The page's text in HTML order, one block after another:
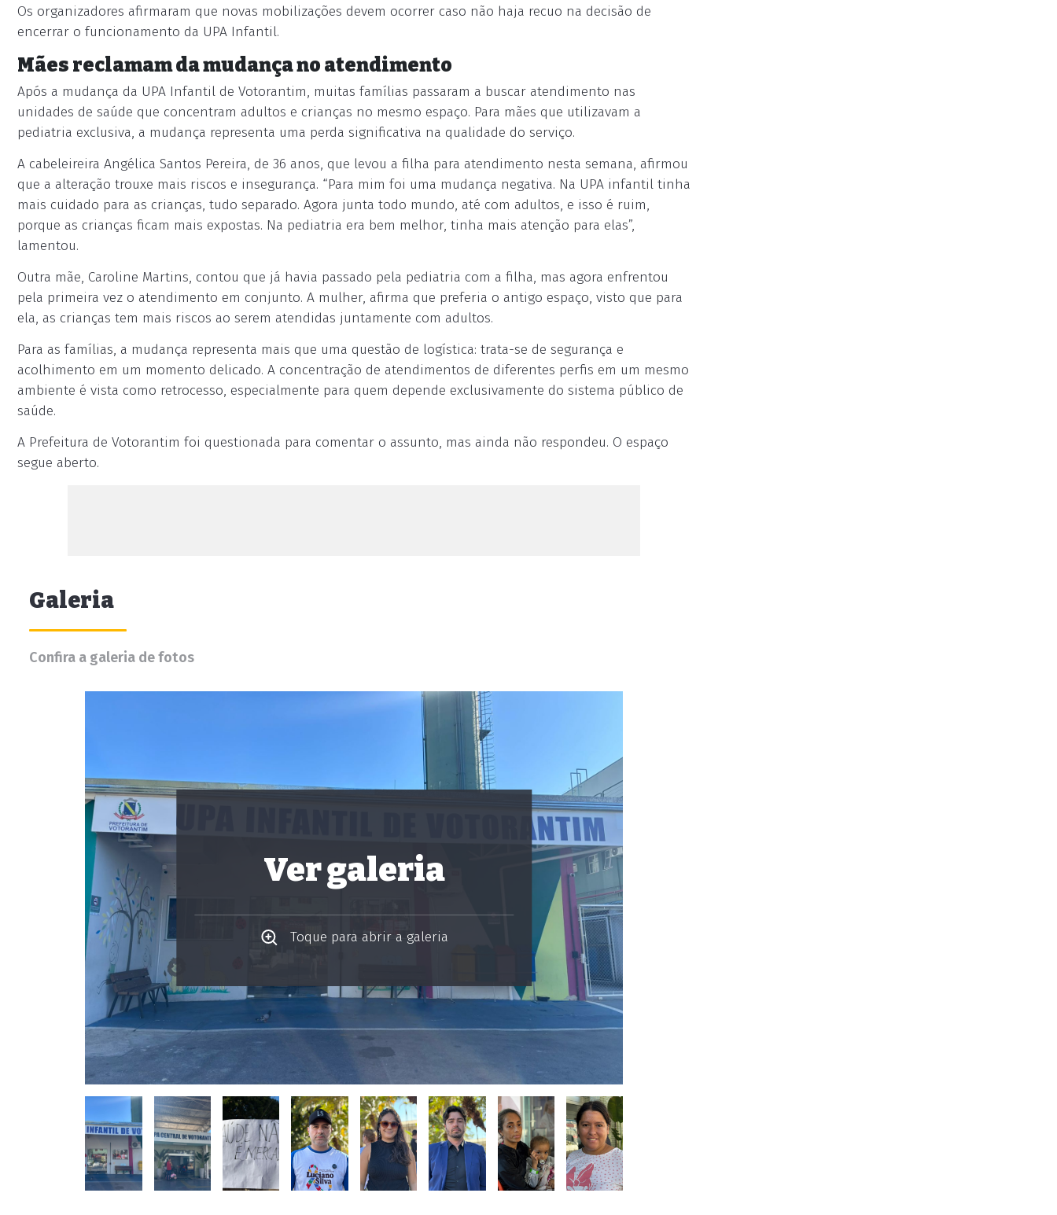
Os organizadores afirmaram que novas mobilizações devem ocorrer caso não haja recuo na decisão de
encerrar o funcionamento da UPA Infantil.
Mães reclamam da mudança no atendimento
Após a mudança da UPA Infantil de Votorantim, muitas famílias passaram a buscar atendimento nas
unidades de saúde que concentram adultos e crianças no mesmo espaço. Para mães que utilizavam a
pediatria exclusiva, a mudança representa uma perda significativa na qualidade do serviço.
A cabeleireira Angélica Santos Pereira, de 36 anos, que levou a filha para atendimento nesta semana, afirmou
que a alteração trouxe mais riscos e insegurança. “Para mim foi uma mudança negativa. Na UPA infantil tinha
mais cuidado para as crianças, tudo separado. Agora junta todo mundo, até com adultos, e isso é ruim,
porque as crianças ficam mais expostas. Na pediatria era bem melhor, tinha mais atenção para elas”,
lamentou.
Outra mãe, Caroline Martins, contou que já havia passado pela pediatria com a filha, mas agora enfrentou
pela primeira vez o atendimento em conjunto. A mulher, afirma que preferia o antigo espaço, visto que para
ela, as crianças tem mais riscos ao serem atendidas juntamente com adultos.
Para as famílias, a mudança representa mais que uma questão de logística: trata-se de segurança e
acolhimento em um momento delicado. A concentração de atendimentos de diferentes perfis em um mesmo
ambiente é vista como retrocesso, especialmente para quem depende exclusivamente do sistema público de
saúde.
A Prefeitura de Votorantim foi questionada para comentar o assunto, mas ainda não respondeu. O espaço
segue aberto.
Galeria
Confira a galeria de fotos
Ver galeria
Toque para abrir a galeria